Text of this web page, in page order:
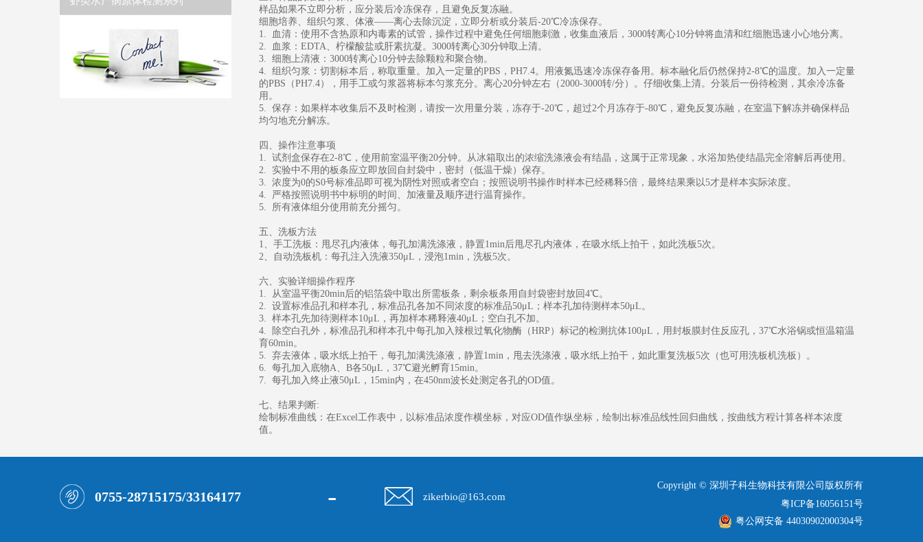
样品如果不立即分析，应分装后冷冻保存，且避免反复冻融。
细胞培养、组织匀浆、体液——离心去除沉淀，立即分析或分装后-20℃冷冻保存。
1. 血清：使用不含热原和内毒素的试管，操作过程中避免任何细胞刺激，收集血液后，3000转离心10分钟将血清和红细胞迅速小心地分离。
2. 血浆：EDTA、柠檬酸盐或肝素抗凝。3000转离心30分钟取上清。
3. 细胞上清液：3000转离心10分钟去除颗粒和聚合物。
4. 组织匀浆：切割标本后，称取重量。加入一定量的PBS，PH7.4。用液氮迅速冷冻保存备用。标本融化后仍然保持2-8℃的温度。加入一定量
的PBS（PH7.4），用手工或匀浆器将标本匀浆充分。离心20分钟左右（2000-3000转/分）。仔细收集上清。分装后一份待检测，其余冷冻备
用。
5. 保存：如果样本收集后不及时检测，请按一次用量分装，冻存于-20℃，超过2个月冻存于-80℃，避免反复冻融，在室温下解冻并确保样品
均匀地充分解冻。
四、操作注意事项
1. 试剂盒保存在2-8℃，使用前室温平衡20分钟。从冰箱取出的浓缩洗涤液会有结晶，这属于正常现象，水浴加热使结晶完全溶解后再使用。
2. 实验中不用的板条应立即放回自封袋中，密封（低温干燥）保存。
3. 浓度为0的S0号标准品即可视为阴性对照或者空白；按照说明书操作时样本已经稀释5倍，最终结果乘以5才是样本实际浓度。
4. 严格按照说明书中标明的时间、加液量及顺序进行温育操作。
5. 所有液体组分使用前充分摇匀。
五、洗板方法
1、手工洗板：甩尽孔内液体，每孔加满洗涤液，静置1min后甩尽孔内液体，在吸水纸上拍干，如此洗板5次。
2、自动洗板机：每孔注入洗液350μL，浸泡1min，洗板5次。
六、实验详细操作程序
1. 从室温平衡20min后的铝箔袋中取出所需板条，剩余板条用自封袋密封放回4℃。
2. 设置标准品孔和样本孔，标准品孔各加不同浓度的标准品50μL；样本孔加待测样本50μL。
3. 样本孔先加待测样本10μL，再加样本稀释液40μL；空白孔不加。
4. 除空白孔外，标准品孔和样本孔中每孔加入辣根过氧化物酶（HRP）标记的检测抗体100μL，用封板膜封住反应孔，37℃水浴锅或恒温箱温
育60min。
5. 弃去液体，吸水纸上拍干，每孔加满洗涤液，静置1min，甩去洗涤液，吸水纸上拍干，如此重复洗板5次（也可用洗板机洗板）。
6. 每孔加入底物A、B各50μL，37℃避光孵育15min。
7. 每孔加入终止液50μL，15min内，在450nm波长处测定各孔的OD值。
七、结果判断:
绘制标准曲线：在Excel工作表中，以标准品浓度作横坐标，对应OD值作纵坐标，绘制出标准品线性回归曲线，按曲线方程计算各样本浓度
值。
0755-28715175/33164177 - zikerbio@163.com
Copyright © 深圳子科生物科技有限公司版权所有
粤ICP备16056151号
粤公网安备 44030902000304号